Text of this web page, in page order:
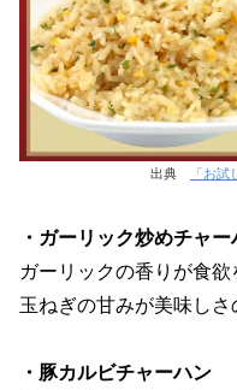
出典 「お試
・ガーリック炒めチャー
ガーリックの香りが食欲
玉ねぎの甘みが美味しさ
・豚カルビチャーハン